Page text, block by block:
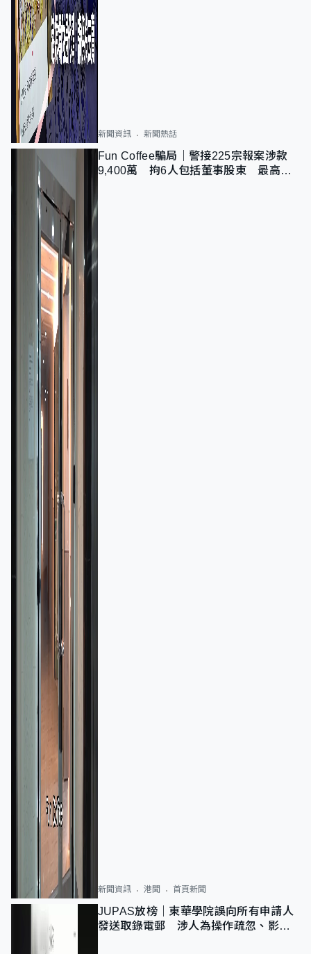
新聞資訊 新聞熱話
Fun Coffee騙局｜警接225宗報案涉款
9,400萬 拘6人包括董事股東 最高金
新聞資訊 港聞 首頁新聞
JUPAS放榜｜東華學院誤向所有申請人
發送取錄電郵 涉人為操作疏忽、影響